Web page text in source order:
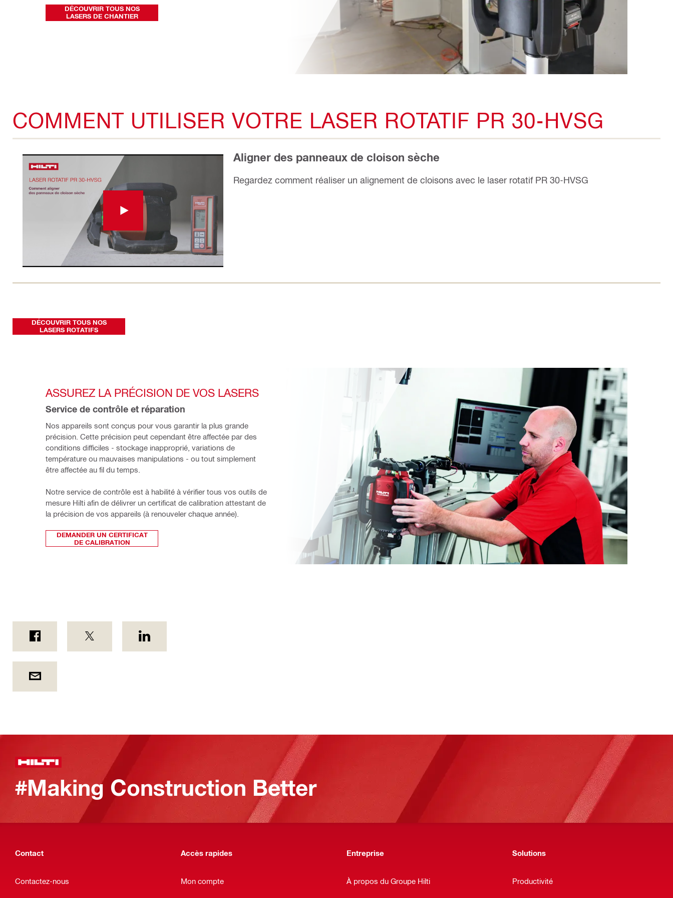
DÉCOUVRIR TOUS NOS
LASERS DE CHANTIER
COMMENT UTILISER VOTRE LASER ROTATIF PR 30-HVSG
Aligner des panneaux de cloison sèche
Regardez comment réaliser un alignement de cloisons avec le laser rotatif PR 30-HVSG
DÉCOUVRIR TOUS NOS
LASERS ROTATIFS
ASSUREZ LA PRÉCISION DE VOS LASERS
Service de contrôle et réparation
Nos appareils sont conçus pour vous garantir la plus grande
précision. Cette précision peut cependant être affectée par des
conditions difficiles - stockage inapproprié, variations de
température ou mauvaises manipulations - ou tout simplement
être affectée au fil du temps.
Notre service de contrôle est à habilité à vérifier tous vos outils de
mesure Hilti afin de délivrer un certificat de calibration attestant de
la précision de vos appareils (à renouveler chaque année).
DEMANDER UN CERTIFICAT
DE CALIBRATION
#Making Construction Better
Contact
Contactez-nous
Accès rapides
Mon compte
Entreprise
À propos du Groupe Hilti
Solutions
Productivité